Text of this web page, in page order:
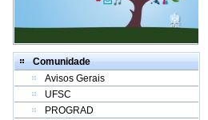
Comunidade
Avisos Gerais
UFSC
PROGRAD